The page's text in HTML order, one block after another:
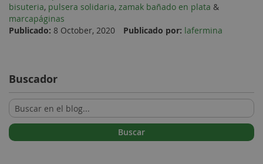
bisuteria, pulsera solidaria, zamak bañado en plata &
marcapáginas
Publicado: 8 October, 2020 Publicado por: lafermina
Buscador
Buscar